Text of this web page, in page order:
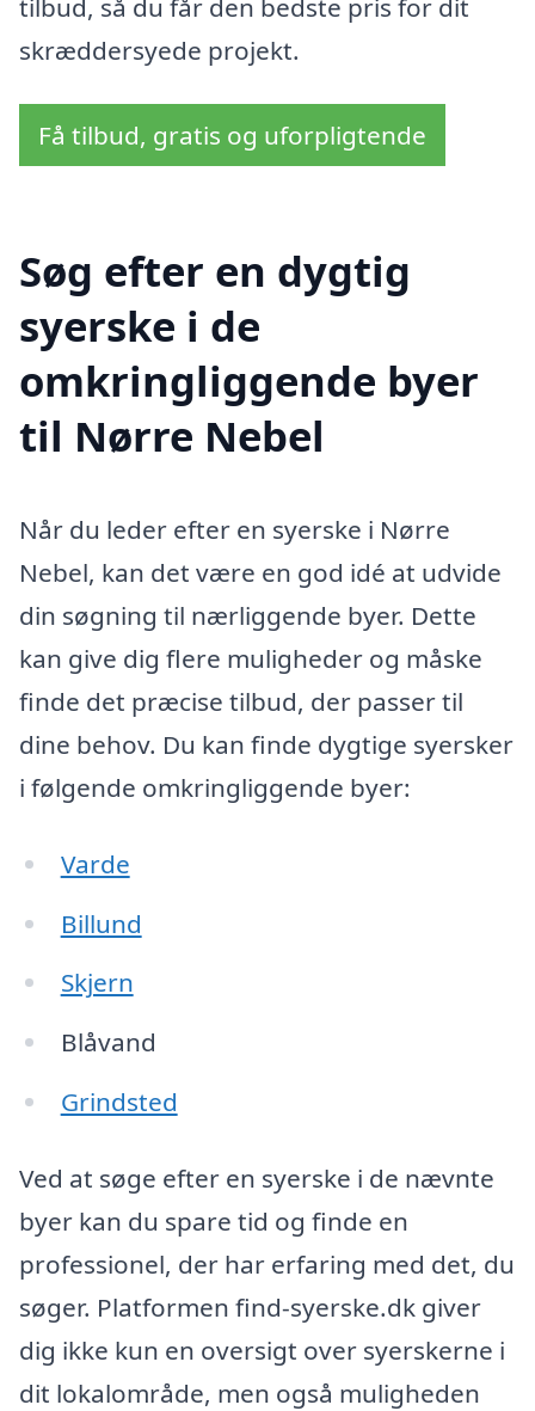
tilbud, så du får den bedste pris for dit
skræddersyede projekt.
Få tilbud, gratis og uforpligtende
Søg efter en dygtig
syerske i de
omkringliggende byer
til Nørre Nebel
Når du leder efter en syerske i Nørre
Nebel, kan det være en god idé at udvide
din søgning til nærliggende byer. Dette
kan give dig flere muligheder og måske
finde det præcise tilbud, der passer til
dine behov. Du kan finde dygtige syersker
i følgende omkringliggende byer:
Varde
Billund
Skjern
Blåvand
Grindsted
Ved at søge efter en syerske i de nævnte
byer kan du spare tid og finde en
professionel, der har erfaring med det, du
søger. Platformen find-syerske.dk giver
dig ikke kun en oversigt over syerskerne i
dit lokalområde, men også muligheden